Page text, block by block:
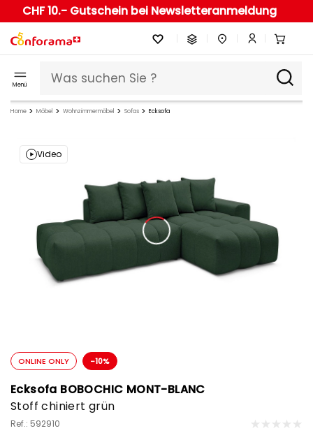
CHF 10.- Gutschein bei Newsletteranmeldung
Menü
Home Möbel Wohnzimmermöbel Sofas Ecksofa
Video
ONLINE ONLY -10%
Ecksofa BOBOCHIC MONT-BLANC
Stoff chiniert grün
Ref.: 592910